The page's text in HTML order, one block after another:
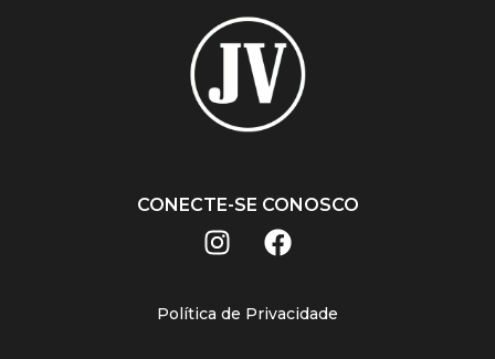
CONECTE-SE CONOSCO
Política de Privacidade